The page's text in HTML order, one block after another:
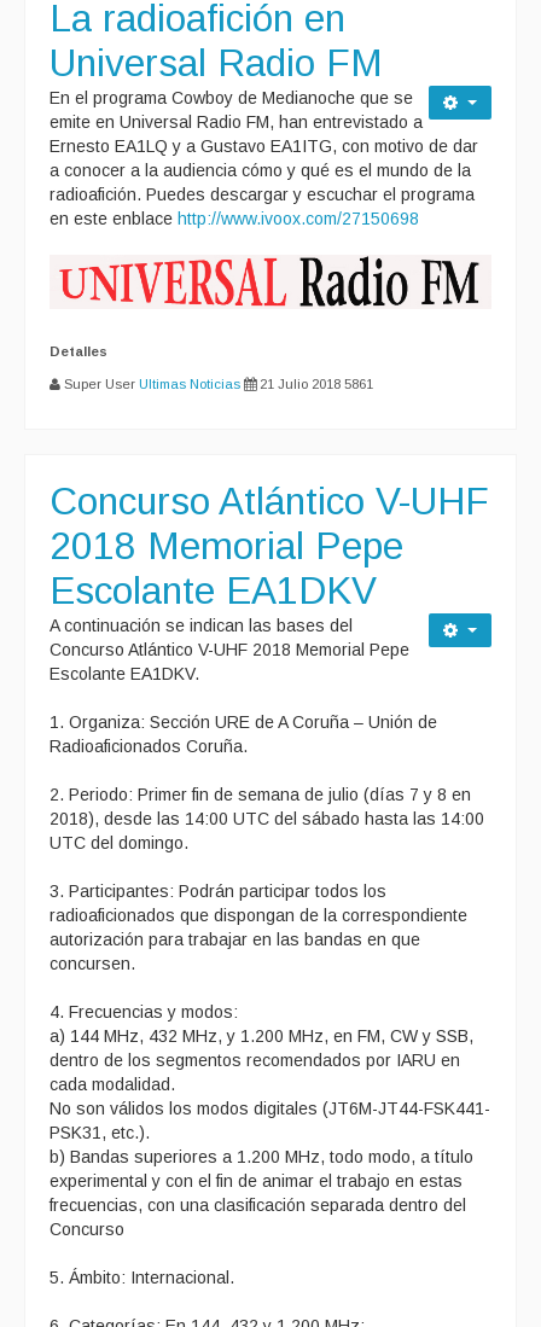
La radioafición en
Universal Radio FM
En el programa Cowboy de Medianoche que se
emite en Universal Radio FM, han entrevistado a
Ernesto EA1LQ y a Gustavo EA1ITG, con motivo de dar
a conocer a la audiencia cómo y qué es el mundo de la
radioafición. Puedes descargar y escuchar el programa
en este enblace http://www.ivoox.com/27150698
Detalles
Super User Ultimas Noticias 21 Julio 2018 5861
Concurso Atlántico V-UHF
2018 Memorial Pepe
Escolante EA1DKV
A continuación se indican las bases del
Concurso Atlántico V-UHF 2018 Memorial Pepe
Escolante EA1DKV.
1. Organiza: Sección URE de A Coruña – Unión de
Radioaficionados Coruña.
2. Periodo: Primer fin de semana de julio (días 7 y 8 en
2018), desde las 14:00 UTC del sábado hasta las 14:00
UTC del domingo.
3. Participantes: Podrán participar todos los
radioaficionados que dispongan de la correspondiente
autorización para trabajar en las bandas en que
concursen.
4. Frecuencias y modos:
a) 144 MHz, 432 MHz, y 1.200 MHz, en FM, CW y SSB,
dentro de los segmentos recomendados por IARU en
cada modalidad.
No son válidos los modos digitales (JT6M-JT44-FSK441-
PSK31, etc.).
b) Bandas superiores a 1.200 MHz, todo modo, a título
experimental y con el fin de animar el trabajo en estas
frecuencias, con una clasificación separada dentro del
Concurso
5. Ámbito: Internacional.